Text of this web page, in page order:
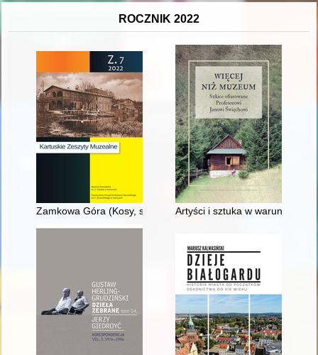
ROCZNIK 2022
Zamkowa Góra (Kosy, st. 1) : historia, stan i potrzeby badań
Artyści i sztuka w warunkach